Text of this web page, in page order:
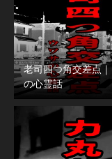
老司四つ角交差点
の心霊話